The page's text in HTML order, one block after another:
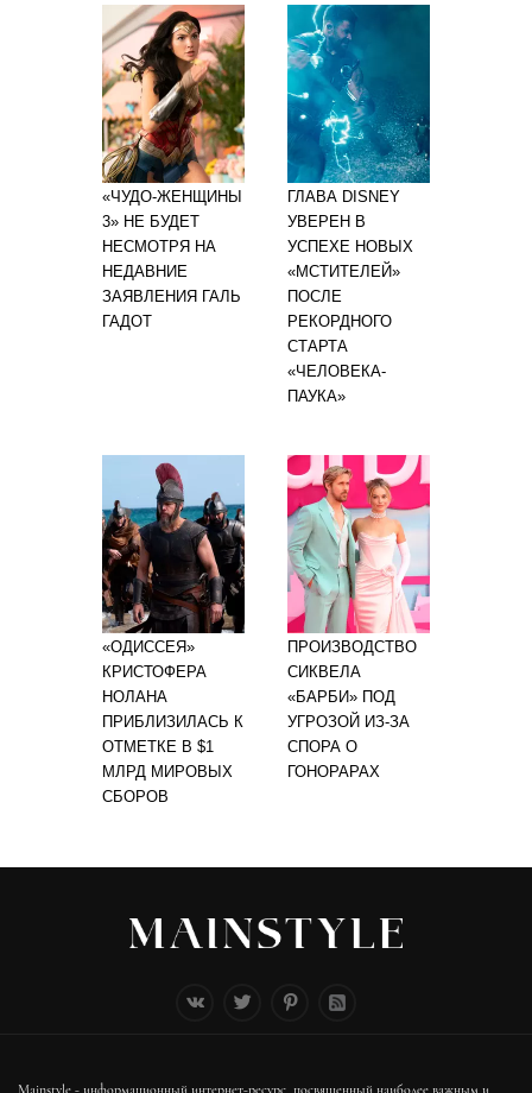
«ЧУДО-ЖЕНЩИНЫ
3» НЕ БУДЕТ
НЕСМОТРЯ НА
НЕДАВНИЕ
ЗАЯВЛЕНИЯ ГАЛЬ
ГАДОТ
ГЛАВА DISNEY
УВЕРЕН В
УСПЕХЕ НОВЫХ
«МСТИТЕЛЕЙ»
ПОСЛЕ
РЕКОРДНОГО
СТАРТА
«ЧЕЛОВЕКА-
ПАУКА»
«ОДИССЕЯ»
КРИСТОФЕРА
НОЛАНА
ПРИБЛИЗИЛАСЬ К
ОТМЕТКЕ В $1
МЛРД МИРОВЫХ
СБОРОВ
ПРОИЗВОДСТВО
СИКВЕЛА
«БАРБИ» ПОД
УГРОЗОЙ ИЗ-ЗА
СПОРА О
ГОНОРАРАХ
Mainstyle - информационный интернет-ресурс, посвященный наиболее важным и